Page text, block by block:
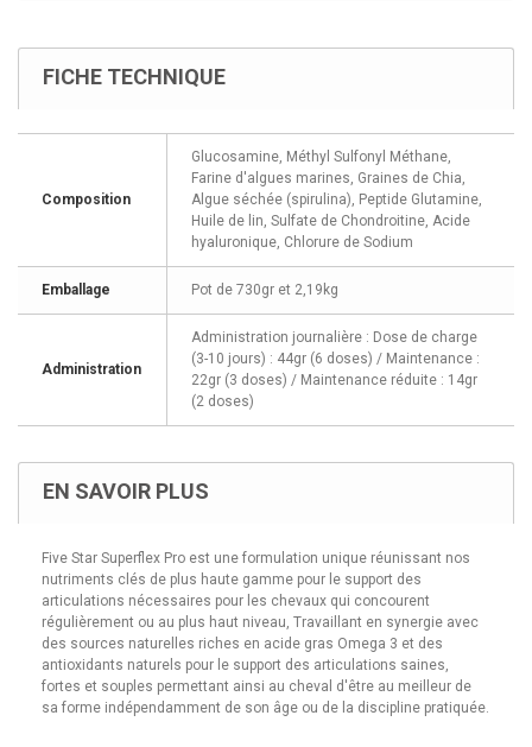
FICHE TECHNIQUE
Composition
Glucosamine, Méthyl Sulfonyl Méthane,
Farine d'algues marines, Graines de Chia,
Algue séchée (spirulina), Peptide Glutamine,
Huile de lin, Sulfate de Chondroitine, Acide
hyaluronique, Chlorure de Sodium
Emballage Pot de 730gr et 2,19kg
Administration
Administration journalière : Dose de charge
(3-10 jours) : 44gr (6 doses) / Maintenance :
22gr (3 doses) / Maintenance réduite : 14gr
(2 doses)
EN SAVOIR PLUS
Five Star Superflex Pro est une formulation unique réunissant nos
nutriments clés de plus haute gamme pour le support des
articulations nécessaires pour les chevaux qui concourent
régulièrement ou au plus haut niveau, Travaillant en synergie avec
des sources naturelles riches en acide gras Omega 3 et des
antioxidants naturels pour le support des articulations saines,
fortes et souples permettant ainsi au cheval d'être au meilleur de
sa forme indépendamment de son âge ou de la discipline pratiquée.